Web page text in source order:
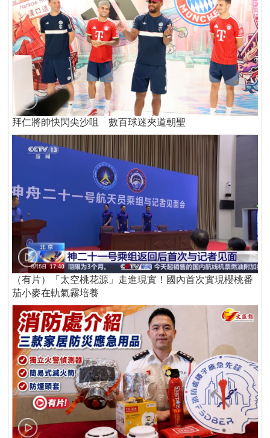
拜仁將帥快閃尖沙咀 數百球迷夾道朝聖
（有片）「太空桃花源」走進現實！國內首次實現櫻桃番
茄小麥在軌氣霧培養